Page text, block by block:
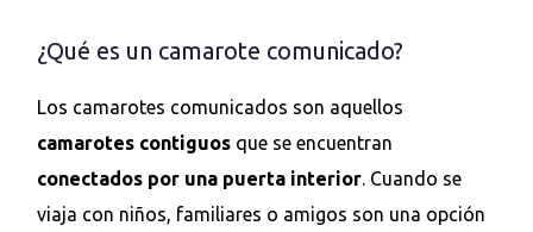
¿Qué es un camarote comunicado?
Los camarotes comunicados son aquellos
camarotes contiguos que se encuentran
conectados por una puerta interior. Cuando se
viaja con niños, familiares o amigos son una opción